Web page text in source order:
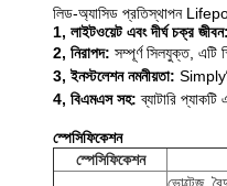
লিড-অ্যাসিড প্রতিস্থাপন Lifepo4
1, লাইটওয়েট এবং দীর্ঘ চক্র জীবন:
2, নিরাপদ: সম্পূর্ণ সিলযুক্ত, এটি
3, ইনস্টলেশন নমনীয়তা:
4, বিএমএস সহ: ব্যাটারি
স্পেসিফিকেশন
স্পেসিফিকেশন